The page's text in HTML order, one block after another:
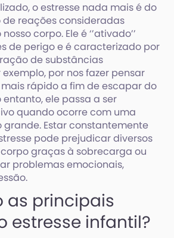
o estresse nada mais é do
reações consideradas
corpo. Ele é ‘’ativado’’
de perigo e é caracterizado por
de substâncias
por nos fazer pensar
rápido a fim de escapar do
entanto, ele passa a ser
quando ocorre com uma
Estar constantemente
pode prejudicar diversos
graças à sobrecarga ou
problemas emocionais,
as principais
estresse infantil?